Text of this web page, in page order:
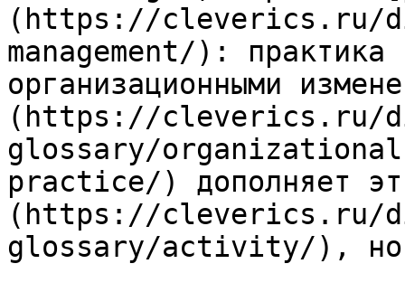
(https://cleverics.ru/
management/): практика
организационными
(https://cleverics.ru/
glossary/organizational-
practice/) дополняет
(https://cleverics.ru/
glossary/activity/), но